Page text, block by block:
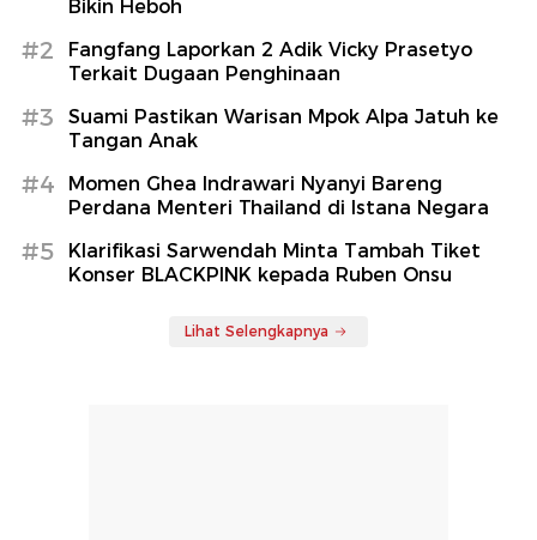
Bikin Heboh
#2
Fangfang Laporkan 2 Adik Vicky Prasetyo
Terkait Dugaan Penghinaan
#3
Suami Pastikan Warisan Mpok Alpa Jatuh ke
Tangan Anak
#4
Momen Ghea Indrawari Nyanyi Bareng
Perdana Menteri Thailand di Istana Negara
#5
Klarifikasi Sarwendah Minta Tambah Tiket
Konser BLACKPINK kepada Ruben Onsu
Lihat Selengkapnya